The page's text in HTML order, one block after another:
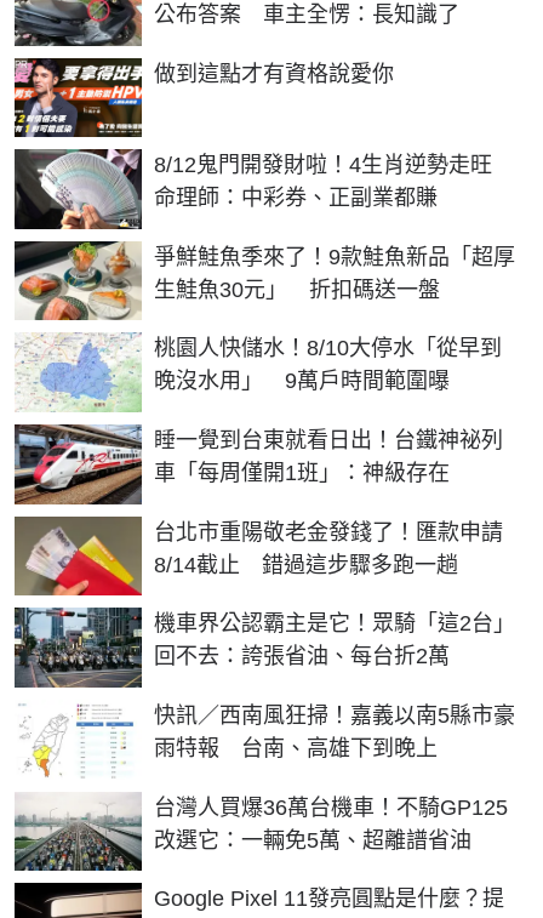
公布答案 車主全愣：長知識了
做到這點才有資格說愛你
PR
8/12鬼門開發財啦！4生肖逆勢走旺
命理師：中彩券、正副業都賺
爭鮮鮭魚季來了！9款鮭魚新品「超厚
生鮭魚30元」 折扣碼送一盤
桃園人快儲水！8/10大停水「從早到
晚沒水用」 9萬戶時間範圍曝
睡一覺到台東就看日出！台鐵神祕列
車「每周僅開1班」：神級存在
台北市重陽敬老金發錢了！匯款申請
8/14截止 錯過這步驟多跑一趟
機車界公認霸主是它！眾騎「這2台」
回不去：誇張省油、每台折2萬
快訊／西南風狂掃！嘉義以南5縣市豪
雨特報 台南、高雄下到晚上
台灣人買爆36萬台機車！不騎GP125
改選它：一輛免5萬、超離譜省油
Google Pixel 11發亮圓點是什麼？提